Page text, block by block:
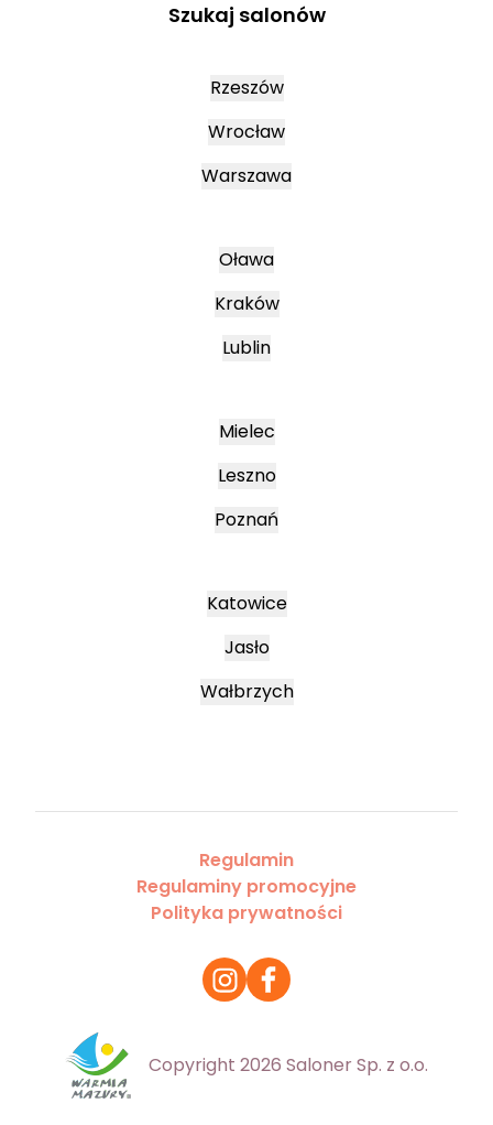
Szukaj salonów
Rzeszów
Wrocław
Warszawa
Oława
Kraków
Lublin
Mielec
Leszno
Poznań
Katowice
Jasło
Wałbrzych
Regulamin
Regulaminy promocyjne
Polityka prywatności
Copyright 2026 Saloner Sp. z o.o.